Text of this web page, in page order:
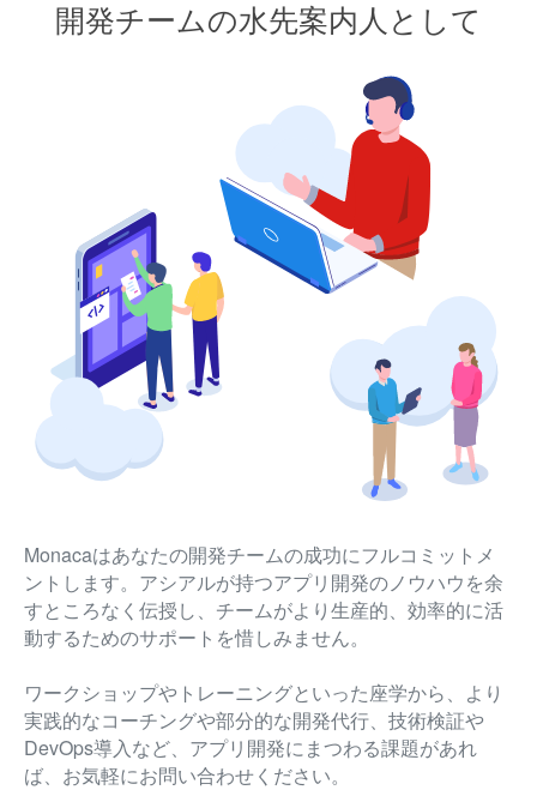
開発チームの水先案内人として
Monacaはあなたの開発チームの成功にフルコミットメ
ントします。アシアルが持つアプリ開発のノウハウを余
すところなく伝授し、チームがより生産的、効率的に活
動するためのサポートを惜しみません。
ワークショップやトレーニングといった座学から、より
実践的なコーチングや部分的な開発代行、技術検証や
DevOps導入など、アプリ開発にまつわる課題があれ
ば、お気軽にお問い合わせください。